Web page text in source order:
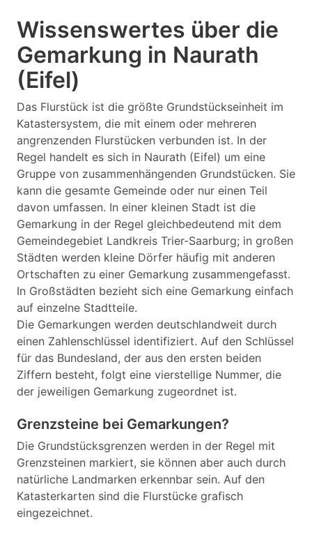
Wissenswertes über die
Gemarkung in Naurath
(Eifel)
Das Flurstück ist die größte Grundstückseinheit im
Katastersystem, die mit einem oder mehreren
angrenzenden Flurstücken verbunden ist. In der
Regel handelt es sich in Naurath (Eifel) um eine
Gruppe von zusammenhängenden Grundstücken. Sie
kann die gesamte Gemeinde oder nur einen Teil
davon umfassen. In einer kleinen Stadt ist die
Gemarkung in der Regel gleichbedeutend mit dem
Gemeindegebiet Landkreis Trier-Saarburg; in großen
Städten werden kleine Dörfer häufig mit anderen
Ortschaften zu einer Gemarkung zusammengefasst.
In Großstädten bezieht sich eine Gemarkung einfach
auf einzelne Stadtteile.
Die Gemarkungen werden deutschlandweit durch
einen Zahlenschlüssel identifiziert. Auf den Schlüssel
für das Bundesland, der aus den ersten beiden
Ziffern besteht, folgt eine vierstellige Nummer, die
der jeweiligen Gemarkung zugeordnet ist.
Grenzsteine bei Gemarkungen?
Die Grundstücksgrenzen werden in der Regel mit
Grenzsteinen markiert, sie können aber auch durch
natürliche Landmarken erkennbar sein. Auf den
Katasterkarten sind die Flurstücke grafisch
eingezeichnet.